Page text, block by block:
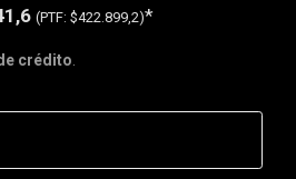
(PTF: $422.899,2)*
crédito